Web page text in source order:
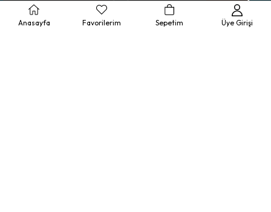
Anasayfa Favorilerim Sepetim Üye Girişi